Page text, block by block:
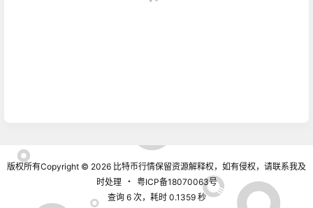
版权所有Copyright © 2026 比特币行情保留资源解释权，如有侵权，请联系我及
时处理
・ 粤ICP备18070063号
查询 6 次，耗时 0.1359 秒